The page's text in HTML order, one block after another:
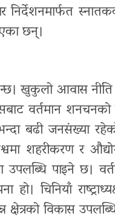
छन्।
खुकुलो आवास
वर्तमान
बढी जनसंख्या
शहरीकरण र
उपलब्धि पाइने छ।
चिनियाँ
विकास